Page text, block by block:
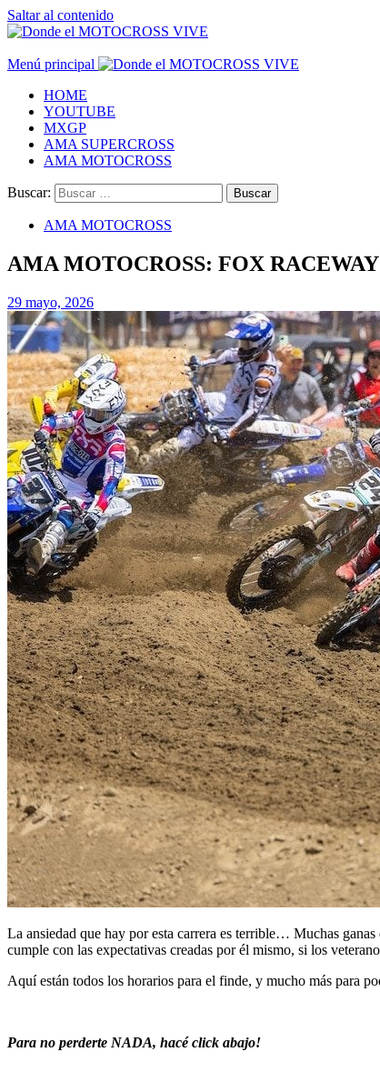
Saltar al contenido
Menú principal
HOME
YOUTUBE
MXGP
AMA SUPERCROSS
AMA MOTOCROSS
Buscar:
AMA MOTOCROSS
AMA MOTOCROSS: FOX
29 mayo, 2026
La ansiedad que hay por esta carrera es terrible… Muchas
cumple con las expectativas creadas por él mismo, si los
Aquí están todos los horarios para el finde, y mucho más para
Para no perderte NADA, hacé click abajo!